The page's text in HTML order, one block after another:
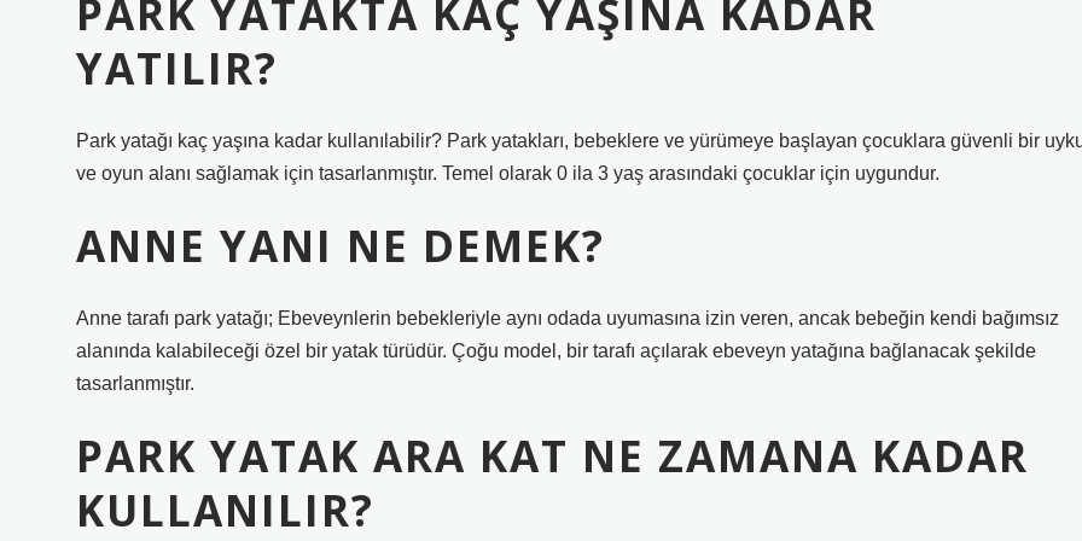
PARK YATAKTA KAÇ YAŞINA KADAR
YATILIR?
Park yatağı kaç yaşına kadar kullanılabilir? Park yatakları, bebeklere ve yürümeye başlayan çocuklara güvenli bir
ve oyun alanı sağlamak için tasarlanmıştır. Temel olarak 0 ila 3 yaş arasındaki çocuklar için uygundur.
ANNE YANI NE DEMEK?
Anne tarafı park yatağı; Ebeveynlerin bebekleriyle aynı odada uyumasına izin veren, ancak bebeğin kendi bağımsız
alanında kalabileceği özel bir yatak türüdür. Çoğu model, bir tarafı açılarak ebeveyn yatağına bağlanacak şekilde
tasarlanmıştır.
PARK YATAK ARA KAT NE ZAMANA KADAR
KULLANILIR?